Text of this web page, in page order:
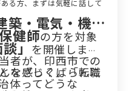
る方、まずは気軽に話して
築・電気・機…
健師の方を対象
」を開催しま
な感じ？」「転職
体ってどうな
者が、印西市での
をざっくばらんに